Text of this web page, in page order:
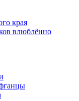
края
влюблённо